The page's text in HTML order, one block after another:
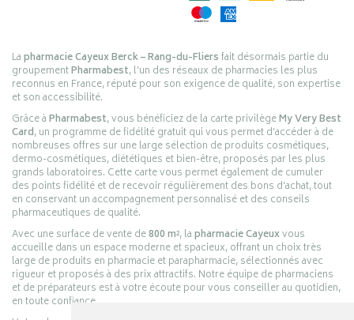
Lapharmacie Cayeux Berck – Rang-du-Fliersfait désormais partie du
groupementPharmabest, l’un des réseaux de pharmacies les plus
reconnus en France, réputé pour son exigence de qualité, son expertise
et son accessibilité.
Grâce àPharmabest, vous bénéficiez de la carte privilègeMy Very Best
Card, un programme de fidélité gratuit qui vous permet d’accéder à de
nombreuses offres sur une large sélection de produits cosmétiques,
dermo-cosmétiques, diététiques et bien-être, proposés par les plus
grands laboratoires. Cette carte vous permet également de cumuler
des points fidélité et de recevoir régulièrement des bons d’achat, tout
en conservant un accompagnement personnalisé et des conseils
pharmaceutiques de qualité.
Avec une surface de vente de800 m², lapharmacie Cayeuxvous
accueille dans un espace moderne et spacieux, offrant un choix très
large de produits en pharmacie et parapharmacie, sélectionnés avec
rigueur et proposés à des prix attractifs. Notre équipe de pharmaciens
et de préparateurs est à votre écoute pour vous conseiller au quotidien,
en toute confiance.